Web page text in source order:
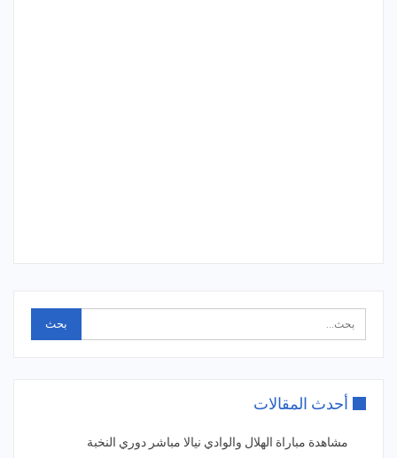
أحدث المقالات
مشاهدة مباراة الهلال والوادي نيالا مباشر دوري النخبة